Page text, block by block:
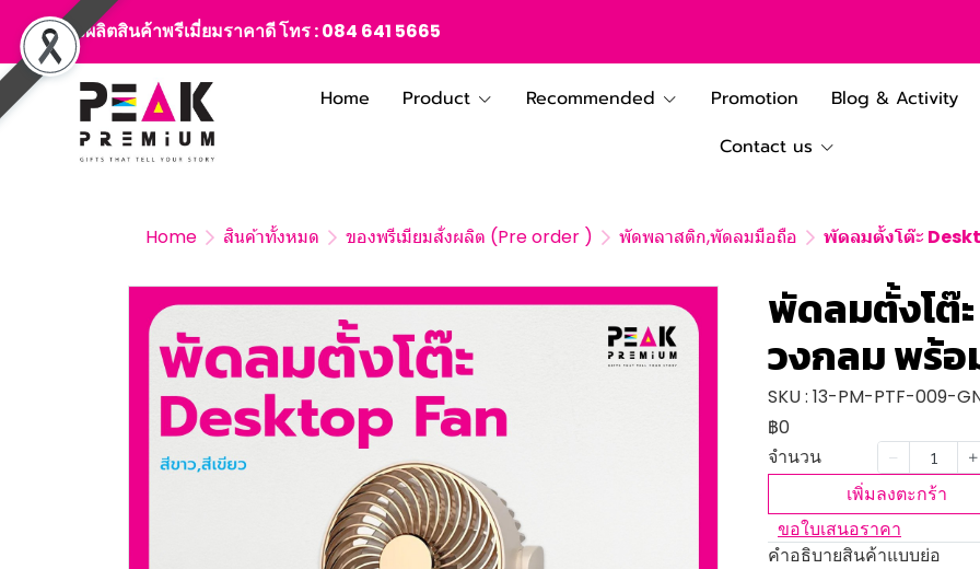
สั่งผลิตสินค้าพรีเมี่ยมราคาดี โทร :084 641 5665
Home Product Recommended Promotion Blog & Activity
Contact us
Home สินค้าทั้งหมด ของพรีเมียมสั่งผลิต (Pre order ) พัดพลาสติก,พัดลมมือถือ พัดลมตั้งโต๊ะ
พัดลมตั้งโต๊
วงกลม พร้
SKU : 13-PM-PTF-009-
฿0
จำนวน
เพิ่มลงตะกร้า
ขอใบเสนอราคา
คำอธิบายสินค้าแบบย่อ